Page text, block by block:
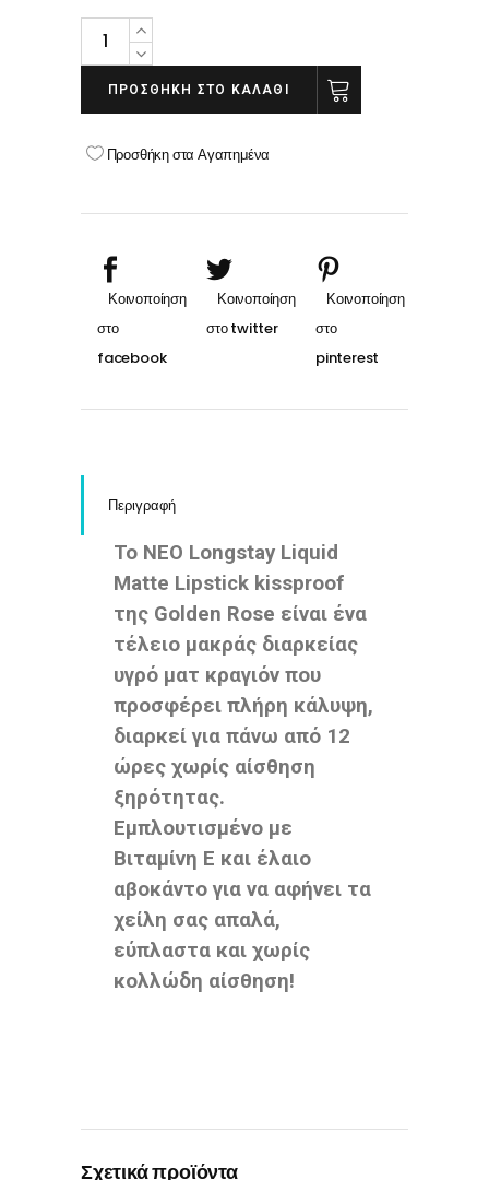
GOLDEN
Longstay
Liquid
Matte
quantity
ΠΡΟΣΘΉΚΗ ΣΤΟ ΚΑΛΆΘΙ
Προσθήκη στα Αγαπημένα
Περιγραφή
Το ΝΕΟ Longstay Liquid
Matte Lipstick kissproof
της Golden Rose είναι ένα
τέλειο μακράς διαρκείας
υγρό ματ κραγιόν που
προσφέρει πλήρη κάλυψη,
διαρκεί για πάνω από 12
ώρες χωρίς αίσθηση
ξηρότητας.
Εμπλουτισμένο με
Βιταμίνη Ε και έλαιο
αβοκάντο για να αφήνει τα
χείλη σας απαλά,
εύπλαστα και χωρίς
κολλώδη αίσθηση!
Σχετικά προϊόντα